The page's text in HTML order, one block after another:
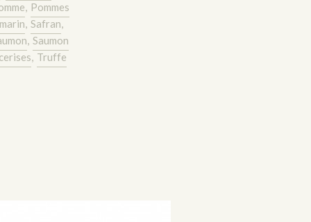
, Pommes
, Safran,
, Saumon
, Truffe